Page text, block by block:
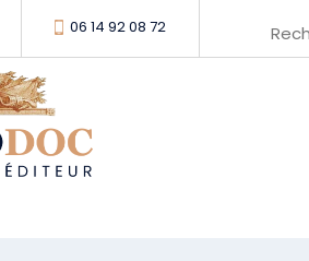
06 14 92 08 72